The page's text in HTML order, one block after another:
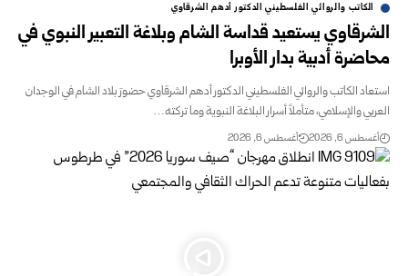
الكاتب والروائي الفلسطيني الدكتور أدهم الشرقاوي
الشرقاوي يستعيد قداسة الشام وبلاغة التعبير النبوي في
محاضرة أدبية بدار الأوبرا
استعاد الكاتب والروائي الفلسطيني الدكتور أدهم الشرقاوي حضورَ بلاد الشام في الوجدان
العربي والإسلامي، متأملاً أسرار البلاغة النبوية وما تركته…
أغسطس 6, 2026 أغسطس 6, 2026